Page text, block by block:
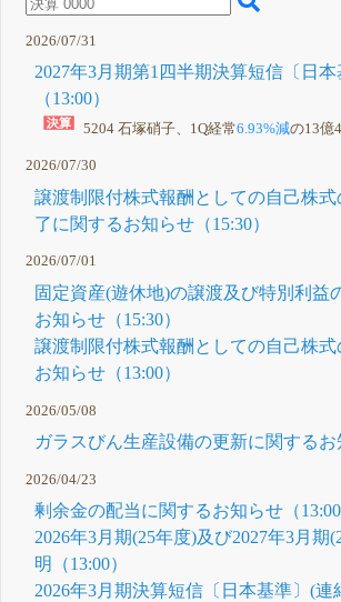
に関
2026
準〕(
及び
らせ
2026/07/31
2027年3月期第1四半期決算短信〔日
（13:00）
5204 石塚硝子、1Q経常6.93%減の13億
2026/07/30
譲渡制限付株式報酬としての自己株
了に関するお知らせ（15:30）
2026/07/01
固定資産(遊休地)の譲渡及び特別利益
お知らせ（15:30）
譲渡制限付株式報酬としての自己株式
お知らせ（13:00）
2026/05/08
ガラスびん生産設備の更新に関するお
2026/04/23
剰余金の配当に関するお知らせ（13:00
2026年3月期(25年度)及び2027年3月期
明（13:00）
2026年3月期決算短信〔日本基準〕(連